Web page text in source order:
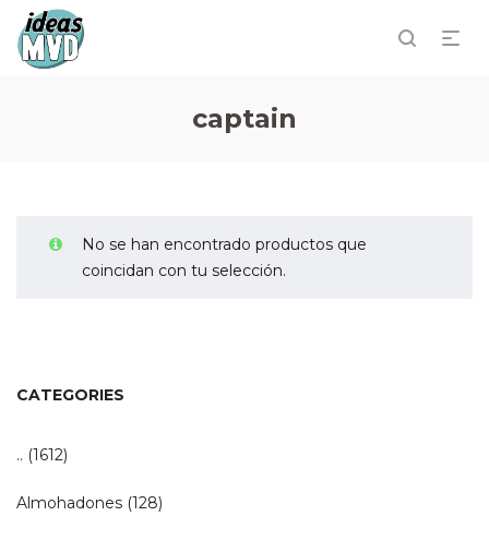
captain
No se han encontrado productos que
coincidan con tu selección.
CATEGORIES
.. (1612)
Almohadones (128)